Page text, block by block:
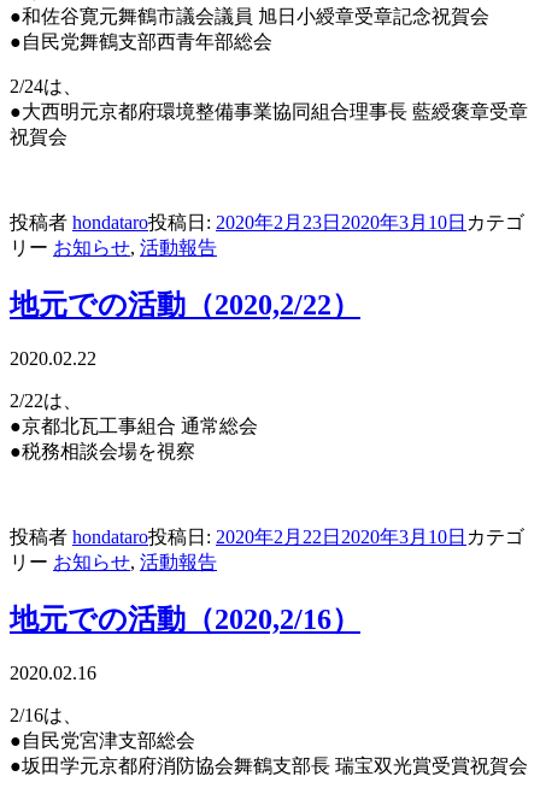
●和佐谷寛元舞鶴市議会議員 旭日小綬章受章記念祝賀会
●自民党舞鶴支部西青年部総会
2/24は、
●大西明元京都府環境整備事業協同組合理事長 藍綬褒章受章
祝賀会
投稿者 hondataro投稿日: 2020年2月23日 2020年3月10日 カテゴ
リー お知らせ, 活動報告
地元での活動（2020,2/22）
2020.02.22
2/22は、
●京都北瓦工事組合 通常総会
●税務相談会場を視察
投稿者 hondataro投稿日: 2020年2月22日 2020年3月10日 カテゴ
リー お知らせ, 活動報告
地元での活動（2020,2/16）
2020.02.16
2/16は、
●自民党宮津支部総会
●坂田学元京都府消防協会舞鶴支部長 瑞宝双光賞受賞祝賀会